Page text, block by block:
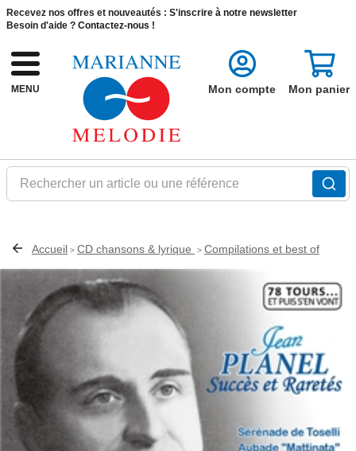
Recevez nos offres et nouveautés : S'inscrire à notre newsletter
Besoin d'aide ? Contactez-nous !
MENU
Rechercher un article ou une référence
Mon compte Mon panier
Accueil > CD chansons & lyrique > Compilations et best of